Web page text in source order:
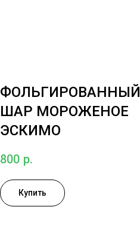
ФОЛЬГИРОВАННЫЙ
ШАР МОРОЖЕНОЕ
ЭСКИМО
800 р.
Купить